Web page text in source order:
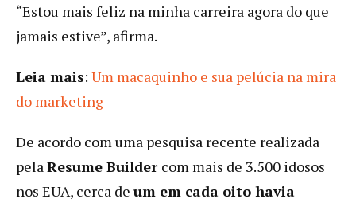
“Estou mais feliz na minha carreira agora do que
jamais estive”, afirma.
Leia mais: Um macaquinho e sua pelúcia na mira
do marketing
De acordo com uma pesquisa recente realizada
pelaResume Builder com mais de 3.500 idosos
nos EUA, cerca de um em cada oito havia